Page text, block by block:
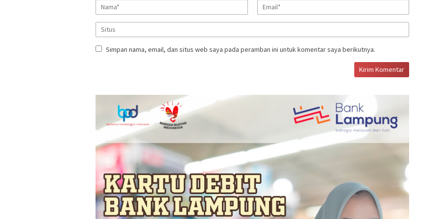
Simpan nama, email, dan situs web saya pada peramban ini untuk komentar saya berikutnya.